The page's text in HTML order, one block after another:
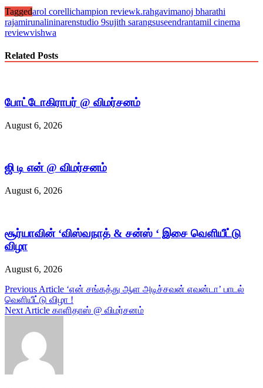
Taggedarol corellichampion reviewk.rahgavimanoj bharathi
rajamirunalininarenstudio 9sujith sarangsuseendrantamil cinema
reviewvishwa
Related Posts
போட்டோகிராபர் @ விமர்சனம்
August 6, 2026
ஜி டி என் @ விமர்சனம்
August 6, 2026
சூர்யாவின் ‘விஸ்வநாத் & சன்ஸ் ‘ இசை வெளியீட்டு
விழா
August 6, 2026
Post
navigation
Previous Article ‘என் சங்கத்து ஆள அடிச்சவன் எவன்டா’ பாடல்
வெளியீட்டு விழா !
Next Article காளிதாஸ் @ விமர்சனம்